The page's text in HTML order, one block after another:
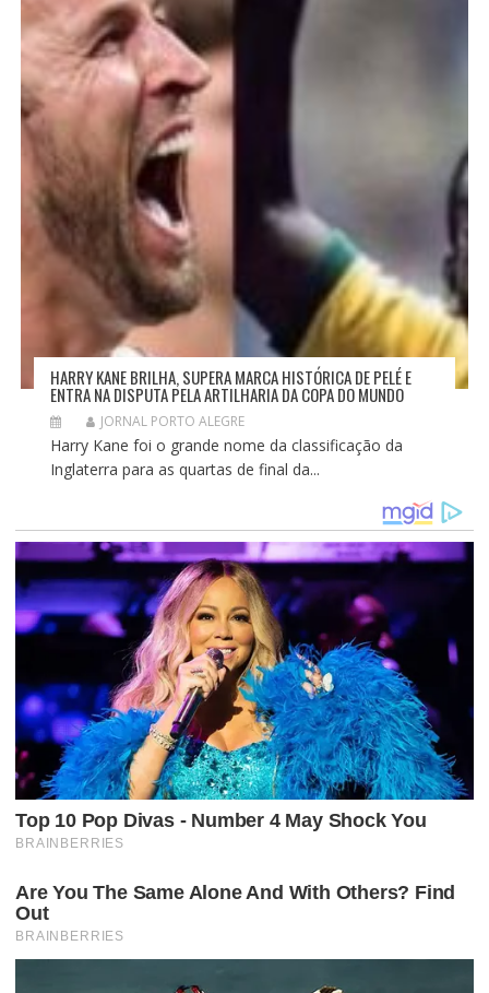
HARRY KANE BRILHA, SUPERA MARCA HISTÓRICA DE PELÉ E
ENTRA NA DISPUTA PELA ARTILHARIA DA COPA DO MUNDO
JORNAL PORTO ALEGRE
Harry Kane foi o grande nome da classificação da
Inglaterra para as quartas de final da...